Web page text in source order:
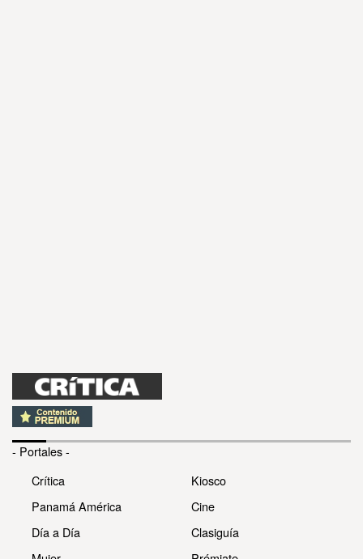
- Portales -
Crítica
Panamá América
Día a Día
Kiosco
Cine
Clasiguía